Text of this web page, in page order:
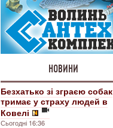
НОВИНИ
Безхатько зі зграєю собак
тримає у страху людей в
Ковелі
Сьогодні 16:36